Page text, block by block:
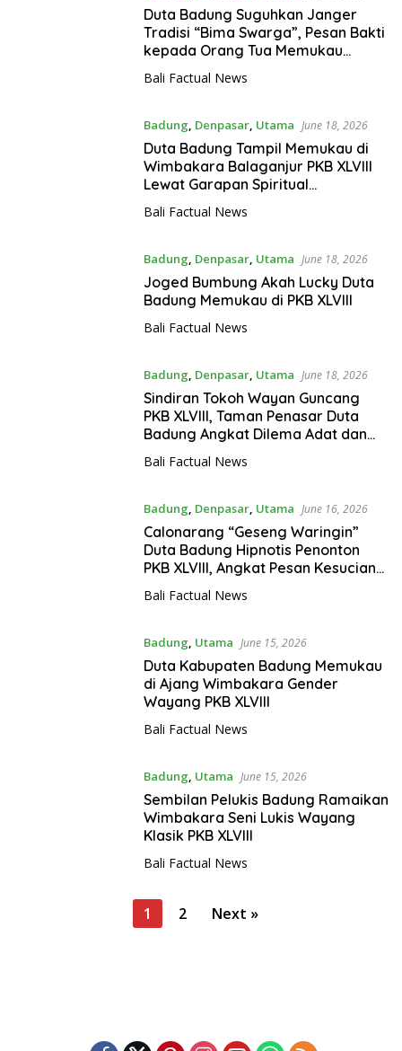
Duta Badung Suguhkan Janger
Tradisi “Bima Swarga”, Pesan Bakti
kepada Orang Tua Memukau
Bali Factual News
Badung Denpasar, Utama June 18, 2026
Duta Badung Tampil Memukau di
Wimbakara Balaganjur PKB XLVIII
Lewat Garapan Spiritual
Bali Factual News
Badung Denpasar, Utama June 18, 2026
Joged Bumbung Akah Lucky Duta
Badung Memukau di PKB XLVIII
Bali Factual News
Badung Denpasar, Utama June 18, 2026
Sindiran Tokoh Wayan Guncang
PKB XLVIII, Taman Penasar Duta
Badung Angkat Dilema Adat dan
Bali Factual News
Badung Denpasar, Utama June 16, 2026
Calonarang “Geseng Waringin”
Duta Badung Hipnotis Penonton
PKB XLVIII, Angkat Pesan Kesucian
Bali Factual News
Badung Utama June 15, 2026
Duta Kabupaten Badung Memukau
di Ajang Wimbakara Gender
Wayang PKB XLVIII
Bali Factual News
Badung Utama June 15, 2026
Sembilan Pelukis Badung Ramaikan
Wimbakara Seni Lukis Wayang
Klasik PKB XLVIII
Bali Factual News
1 2 Next »